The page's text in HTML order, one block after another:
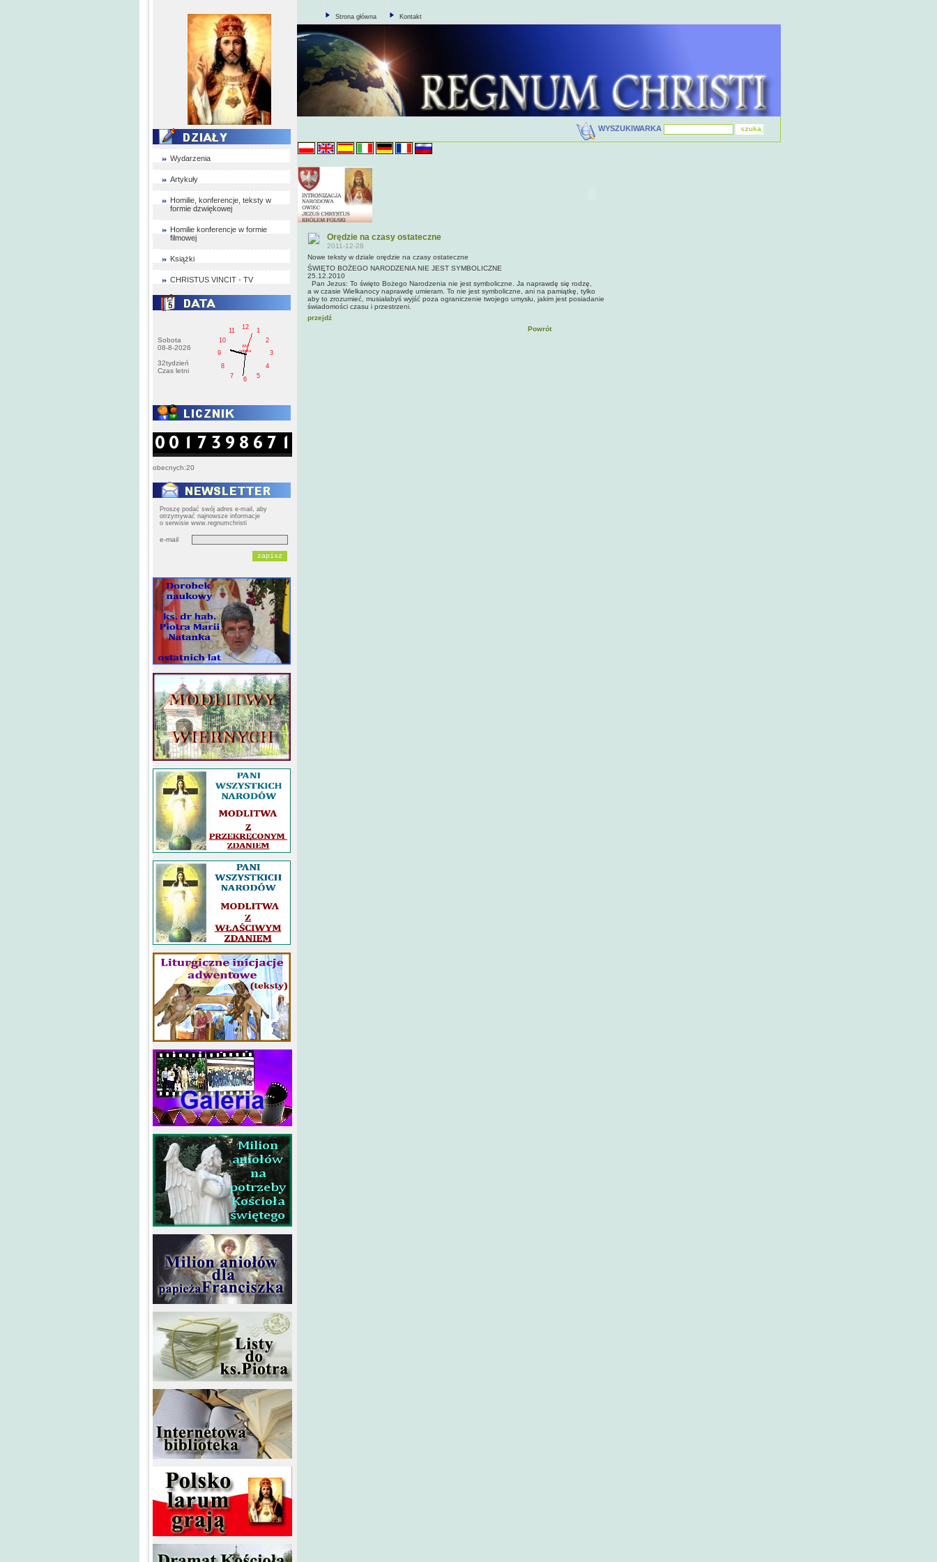
Wydarzenia
Artykuły
Homilie, konferencje, teksty w
formie dzwiękowej
Homilie konferencje w formie
filmowej
Książki
CHRISTUS VINCIT - TV
Sobota
08-8-2026
32tydzień
Czas letni
1
2
3
4
5
6
7
8
9
10
11
12
AM
sobota
obecnych:20
Proszę podać swój adres e-mail, aby
otrzymywać najnowsze informacje
o serwisie www.regnumchristi
e-mail
Strona główna Kontakt
WYSZUKIWARKA
Orędzie na czasy ostateczne
2011-12-28
Nowe teksty w dziale orędzie na czasy ostateczne
ŚWIĘTO BOŻEGO NARODZENIA NIE JEST SYMBOLICZNE
25.12.2010
Pan Jezus: To święto Bożego Narodzenia nie jest symboliczne. Ja naprawdę się rodzę,
a w czasie Wielkanocy naprawdę umieram. To nie jest symboliczne, ani na pamiątkę, tylko
aby to zrozumieć, musiałabyś wyjść poza ograniczenie twojego umysłu, jakim jest posiadanie
świadomości czasu i przestrzeni.
przejdź
Powrót